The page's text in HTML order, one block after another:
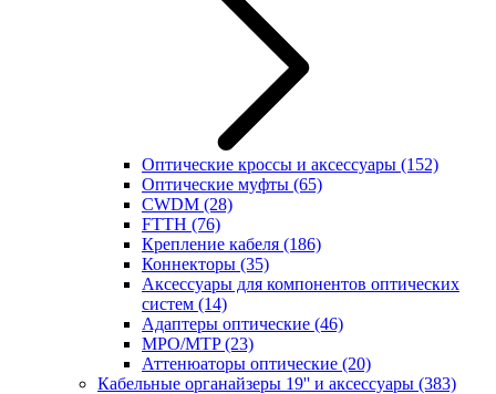
Оптические кроссы и аксессуары (152)
Оптические муфты (65)
CWDM (28)
FTTH (76)
Крепление кабеля (186)
Коннекторы (35)
Аксессуары для компонентов оптических
систем (14)
Адаптеры оптические (46)
MPO/MTP(23)
Аттенюаторы оптические (20)
Кабельные органайзеры 19'' и аксессуары (383)